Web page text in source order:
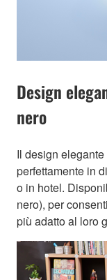
Design
nero
Il design
perfettamente in
o in hotel.
nero), per
più adatto al loro